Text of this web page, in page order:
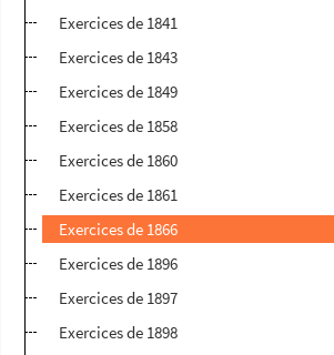
Exercices de 1841
Exercices de 1843
Exercices de 1849
Exercices de 1858
Exercices de 1860
Exercices de 1861
Exercices de 1866
Exercices de 1896
Exercices de 1897
Exercices de 1898